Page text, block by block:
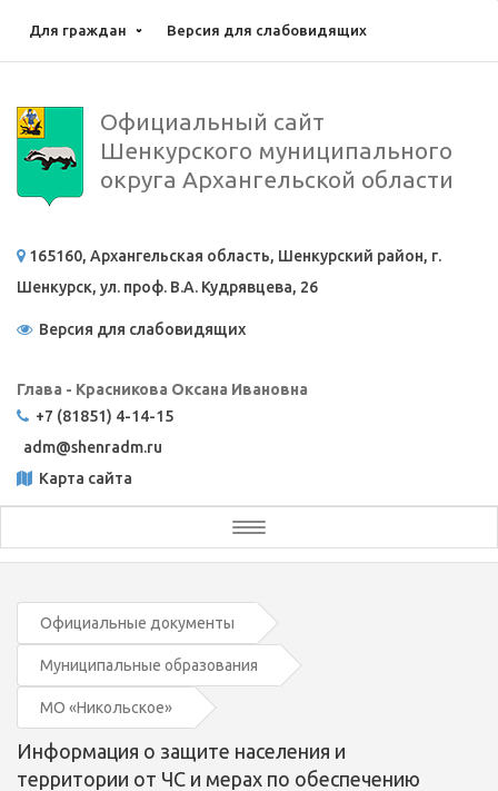
Для граждан Версия для слабовидящих
Официальный сайт
Шенкурского муниципального
округа Архангельской области
165160, Архангельская область, Шенкурский район, г.
Шенкурск, ул. проф. В.А. Кудрявцева, 26
Версия для слабовидящих
Глава - Красникова Оксана Ивановна
+7 (81851) 4-14-15
adm@shenradm.ru
Карта сайта
Toggle
navigation
Официальные документы
Муниципальные образования
МО «Никольское»
Информация о защите населения и
территории от ЧС и мерах по обеспечению